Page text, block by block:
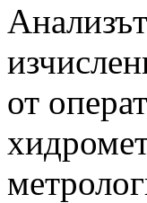
от